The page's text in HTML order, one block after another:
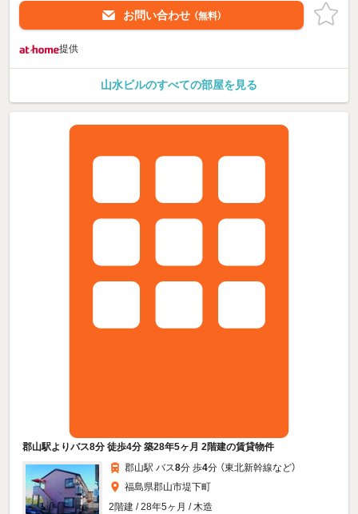
お問い合わせ （無料）
提供
山水ビルのすべての部屋を見る
郡山駅よりバス8分 徒歩4分 築28年5ヶ月 2階建の賃貸物件
郡山駅 バス8分 歩4分 （東北新幹線など）
福島県郡山市堤下町
2階建 / 28年5ヶ月 / 木造